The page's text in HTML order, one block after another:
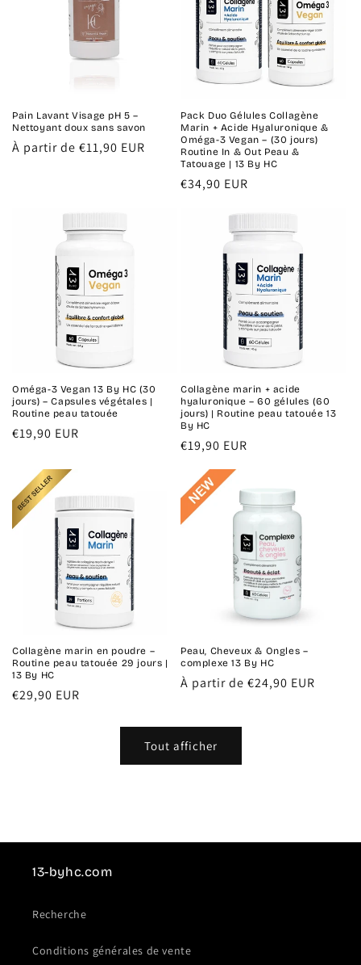
Pain Lavant Visage pH 5 –
Nettoyant doux sans savon
Prix
À partir de €11,90 EUR
Pack Duo Gélules Collagène
Marin + Acide Hyaluronique &
Oméga-3 Vegan – (30 jours)
Routine In & Out Peau &
Tatouage | 13 By HC
Prix
€34,90 EUR
Oméga-3 Vegan 13 By HC (30
jours) – Capsules végétales |
Routine peau tatouée
Prix
€19,90 EUR
Collagène marin + acide
hyaluronique – 60 gélules (60
jours) | Routine peau tatouée 13
By HC
Prix
habituel
€19,90 EUR
Collagène marin en poudre –
Routine peau tatouée 29 jours |
13 By HC
Prix
€29,90 EUR
Peau, Cheveux & Ongles –
complexe 13 By HC
Prix
À partir de €24,90 EUR
Tout afficher
13-byhc.com
Recherche
Conditions générales de vente